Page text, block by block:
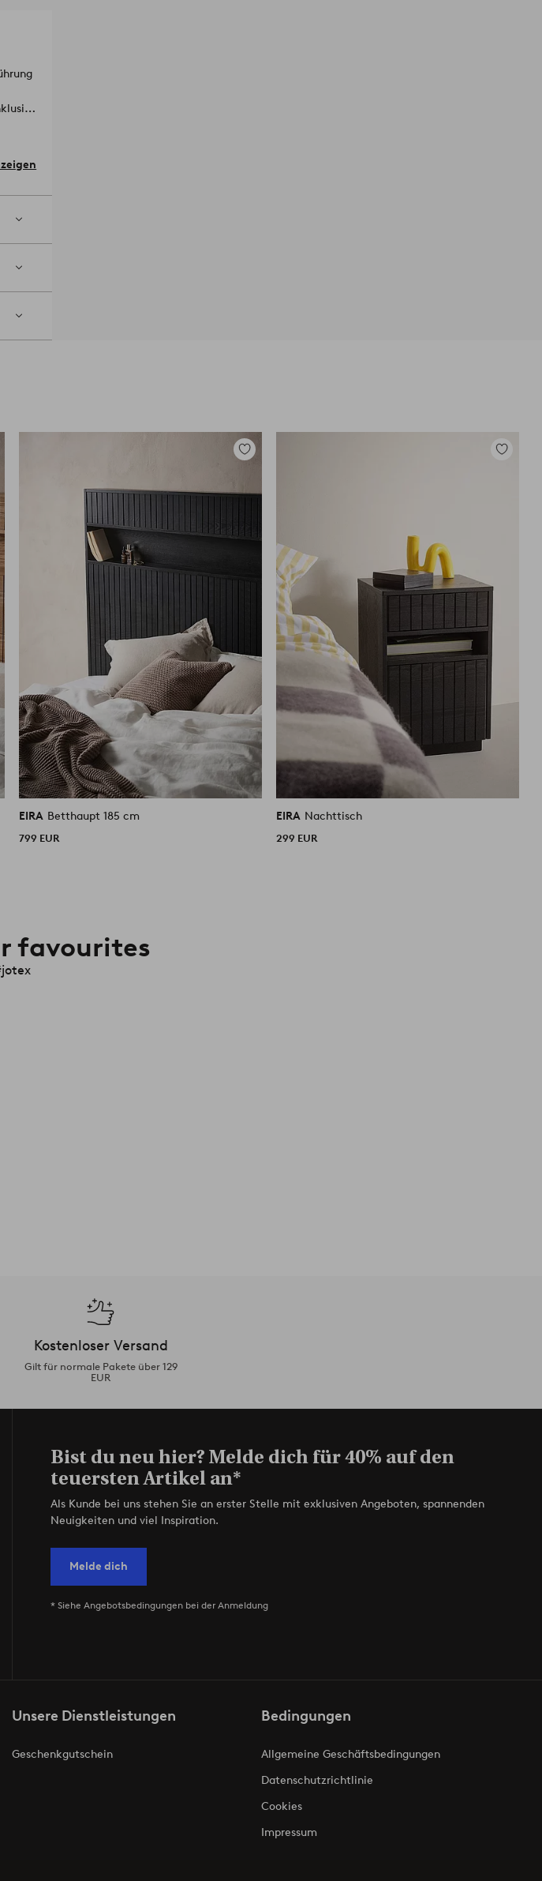
Zu
EIRA Betthaupt 185 cm
799 EUR
Zu
EIRA Nachttisch
299 EUR
favourites
Kostenloser Versand
Gilt für normale Pakete über 129
EUR
Bist du neu hier? Melde dich für 40% auf den
teuersten Artikel an*
Als Kunde bei uns stehen Sie an erster Stelle mit exklusiven Angeboten, spannenden
Neuigkeiten und viel Inspiration.
Melde dich
* Siehe Angebotsbedingungen bei der Anmeldung
Unsere Dienstleistungen
Geschenkgutschein
Bedingungen
Allgemeine Geschäftsbedingungen
Datenschutzrichtlinie
Cookies
Impressum